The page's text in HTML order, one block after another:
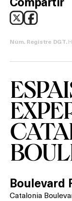
Núm. Registre DGT.
Boulevard
Catalonia